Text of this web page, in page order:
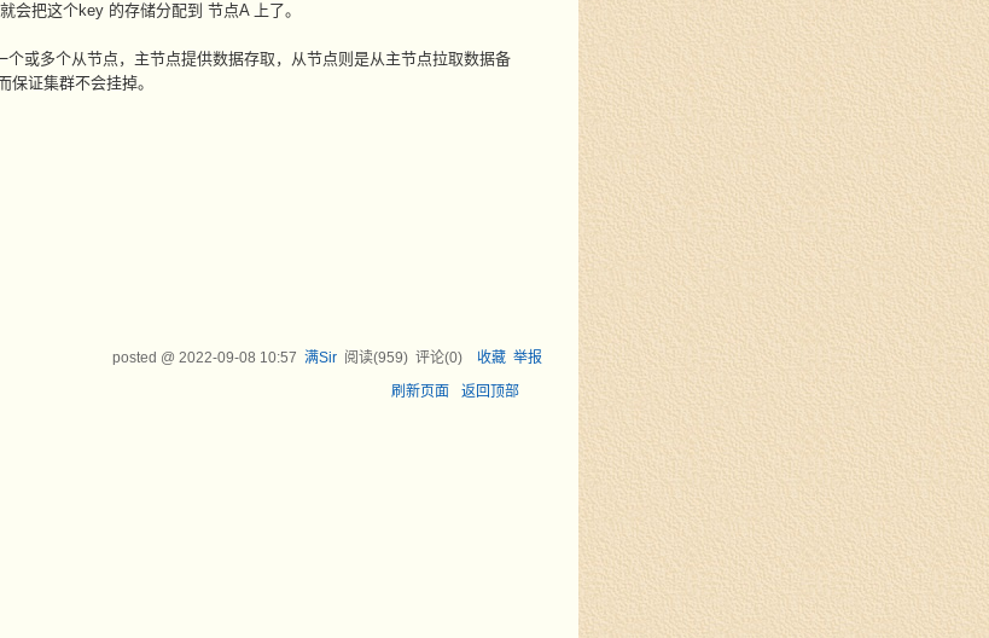
会把这个key 的存储分配到 节点A 上了。
或多个从节点，主节点提供数据存取，从节点则是从主节点拉取数据备
证集群不会挂掉。
posted @2022-09-08 10:57 满Sir 阅读(959) 评论(0) 收藏 举报
刷新页面
返回顶部